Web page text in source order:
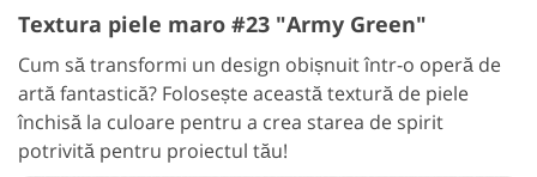
Textura piele maro #23 "Army Green"
Cum să transformi un design obișnuit într-o operă de
artă fantastică? Folosește această textură de piele
închisă la culoare pentru a crea starea de spirit
potrivită pentru proiectul tău!